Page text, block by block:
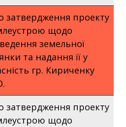
затвердження проекту
щодо
земельної
та надання її у
гр. Кириченку
затвердження проекту
щодо